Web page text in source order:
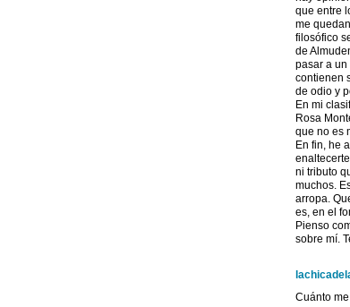
que entre
me
filosófico
de
pasar a un
contienen
de odio y
En mi
Rosa
que no es
En fin, he
ni tributo
muchos.
arropa.
es, en el
Pienso
sobre mí.
Cuánto